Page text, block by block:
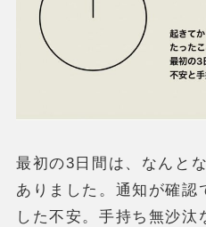
最初の3日間は、なんと
ありました。通知が確認
した不安。手持ち無沙汰